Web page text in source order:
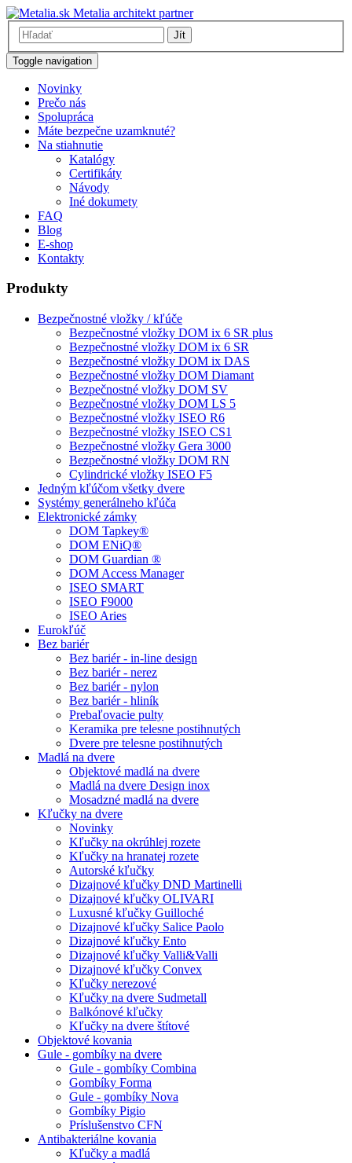
Metalia architekt partner
Jít
Toggle navigation
Novinky
Prečo nás
Spolupráca
Máte bezpečne uzamknuté?
Na stiahnutie
Katalógy
Certifikáty
Návody
Iné dokumety
FAQ
Blog
E-shop
Kontakty
Produkty
Bezpečnostné vložky / kľúče
Bezpečnostné vložky DOM ix 6 SR plus
Bezpečnostné vložky DOM ix 6 SR
Bezpečnostné vložky DOM ix DAS
Bezpečnostné vložky DOM Diamant
Bezpečnostné vložky DOM SV
Bezpečnostné vložky DOM LS 5
Bezpečnostné vložky ISEO R6
Bezpečnostné vložky ISEO CS1
Bezpečnostné vložky Gera 3000
Bezpečnostné vložky DOM RN
Cylindrické vložky ISEO F5
Jedným kľúčom všetky dvere
Systémy generálneho kľúča
Elektronické zámky
DOM Tapkey®
DOM ENiQ®
DOM Guardian ®
DOM Access Manager
ISEO SMART
ISEO F9000
ISEO Aries
Eurokľúč
Bez bariér
Bez bariér - in-line design
Bez bariér - nerez
Bez bariér - nylon
Bez bariér - hliník
Prebaľovacie pulty
Keramika pre telesne postihnutých
Dvere pre telesne postihnutých
Madlá na dvere
Objektové madlá na dvere
Madlá na dvere Design inox
Mosadzné madlá na dvere
Kľučky na dvere
Novinky
Kľučky na okrúhlej rozete
Kľučky na hranatej rozete
Autorské kľučky
Dizajnové kľučky DND Martinelli
Dizajnové kľučky OLIVARI
Luxusné kľučky Guilloché
Dizajnové kľučky Salice Paolo
Dizajnové kľučky Ento
Dizajnové kľučky Valli&Valli
Dizajnové kľučky Convex
Kľučky nerezové
Kľučky na dvere Sudmetall
Balkónové kľučky
Kľučky na dvere štítové
Objektové kovania
Gule - gombíky na dvere
Gule - gombíky Combina
Gombíky Forma
Gule - gombíky Nova
Gombíky Pigio
Príslušenstvo CFN
Antibakteriálne kovania
Kľučky a madlá